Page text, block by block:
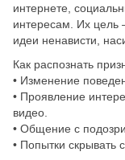
интернете,
интересам. Их цель
идеи ненависти,
Как распознать
• Изменение
• Проявление
видео.
• Общение с
• Попытки скрывать